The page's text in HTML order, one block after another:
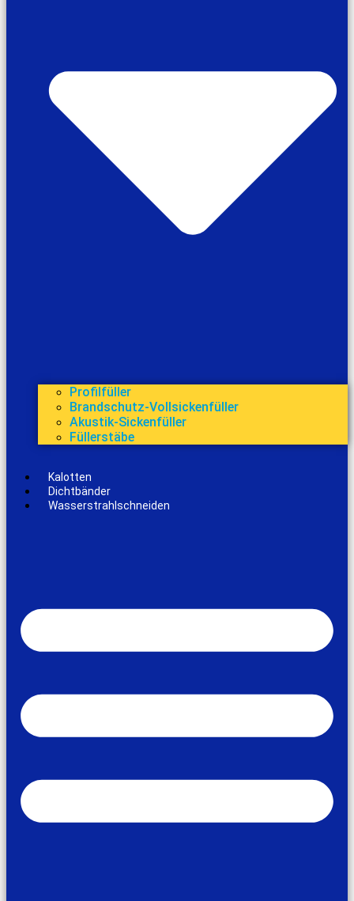
Profilfüller
Brandschutz-Vollsickenfüller
Akustik-Sickenfüller
Füllerstäbe
Kalotten
Dichtbänder
Wasserstrahlschneiden